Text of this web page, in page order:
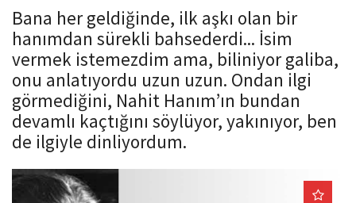
a
t
i
o
n
Bana her geldiğinde, ilk aşkı olan bir
hanımdan sürekli bahsederdi... İsim
vermek istemezdim ama, biliniyor galiba,
onu anlatıyordu uzun uzun. Ondan ilgi
görmediğini, Nahit Hanım’ın bundan
devamlı kaçtığını söylüyor, yakınıyor, ben
de ilgiyle dinliyordum.